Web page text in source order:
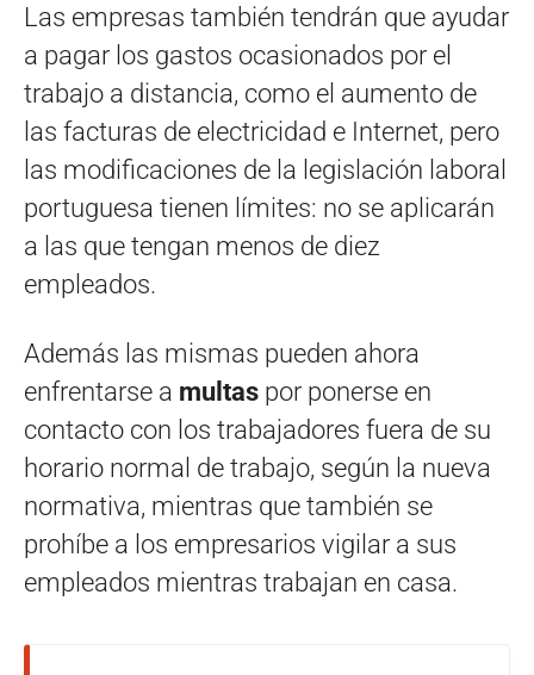
Las empresas también tendrán que ayudar
a pagar los gastos ocasionados por el
trabajo a distancia, como el aumento de
las facturas de electricidad e Internet, pero
las modificaciones de la legislación laboral
portuguesa tienen límites: no se aplicarán
a las que tengan menos de diez
empleados.
Además las mismas pueden ahora
enfrentarse a multas por ponerse en
contacto con los trabajadores fuera de su
horario normal de trabajo, según la nueva
normativa, mientras que también se
prohíbe a los empresarios vigilar a sus
empleados mientras trabajan en casa.